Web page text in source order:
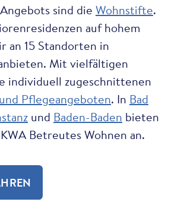
sind die Wohnstifte.
auf hohem
an 15 Standorten in
Mit vielfältigen
individuell zugeschnittenen
Pflegeangeboten. In Bad
und Baden-Baden bieten
Betreutes Wohnen an.